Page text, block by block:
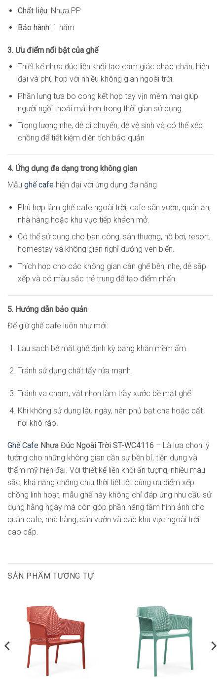
Chất liệu: Nhựa PP
Bảo hành: 1 năm
3. Ưu điểm nổi bật của ghế
Thiết kế nhựa đúc liền khối tạo cảm giác chắc chắn, hiện
đại và phù hợp với nhiều không gian ngoài trời.
Phần lưng tựa bo cong kết hợp tay vịn mềm mại giúp
người ngồi thoải mái hơn trong thời gian sử dụng.
Trọng lượng nhẹ, dễ di chuyển, dễ vệ sinh và có thể xếp
chồng để tiết kiệm diện tích bảo quản
4. Ứng dụng đa dạng trong không gian
Mẫu ghế cafe hiện đại với ứng dụng đa năng
Phù hợp làm ghế cafe ngoài trời, cafe sân vườn, quán ăn,
nhà hàng hoặc khu vực tiếp khách mở.
Có thể sử dụng cho ban công, sân thượng, hồ bơi, resort,
homestay và không gian nghỉ dưỡng ven biển.
Thích hợp cho các không gian cần ghế bền, nhẹ, dễ sắp
xếp và có màu sắc trẻ trung để tạo điểm nhấn.
5. Hướng dẫn bảo quản
Để giữ ghế cafe luôn như mới:
Lau sạch bề mặt ghế định kỳ bằng khăn mềm ẩm.
Tránh sử dụng chất tẩy rửa mạnh.
Tránh va chạm, vật nhọn làm trầy xước bề mặt ghế
Khi không sử dụng lâu ngày, nên phủ bạt che hoặc cất
nơi khô ráo.
Ghế Cafe Nhựa Đúc Ngoài Trời ST-WC4116 – Là lựa chọn lý
tưởng cho những không gian cần sự bền bỉ, tiện dụng và
thẩm mỹ hiện đại. Với thiết kế liền khối ấn tượng, nhiều màu
sắc, khả năng chống chịu thời tiết tốt cùng ưu điểm xếp
chồng linh hoạt, mẫu ghế này không chỉ đáp ứng nhu cầu sử
dụng hằng ngày mà còn góp phần nâng tầm hình ảnh cho
quán cafe, nhà hàng, sân vườn và các khu vực ngoài trời
cao cấp.
SẢN PHẨM TƯƠNG TỰ